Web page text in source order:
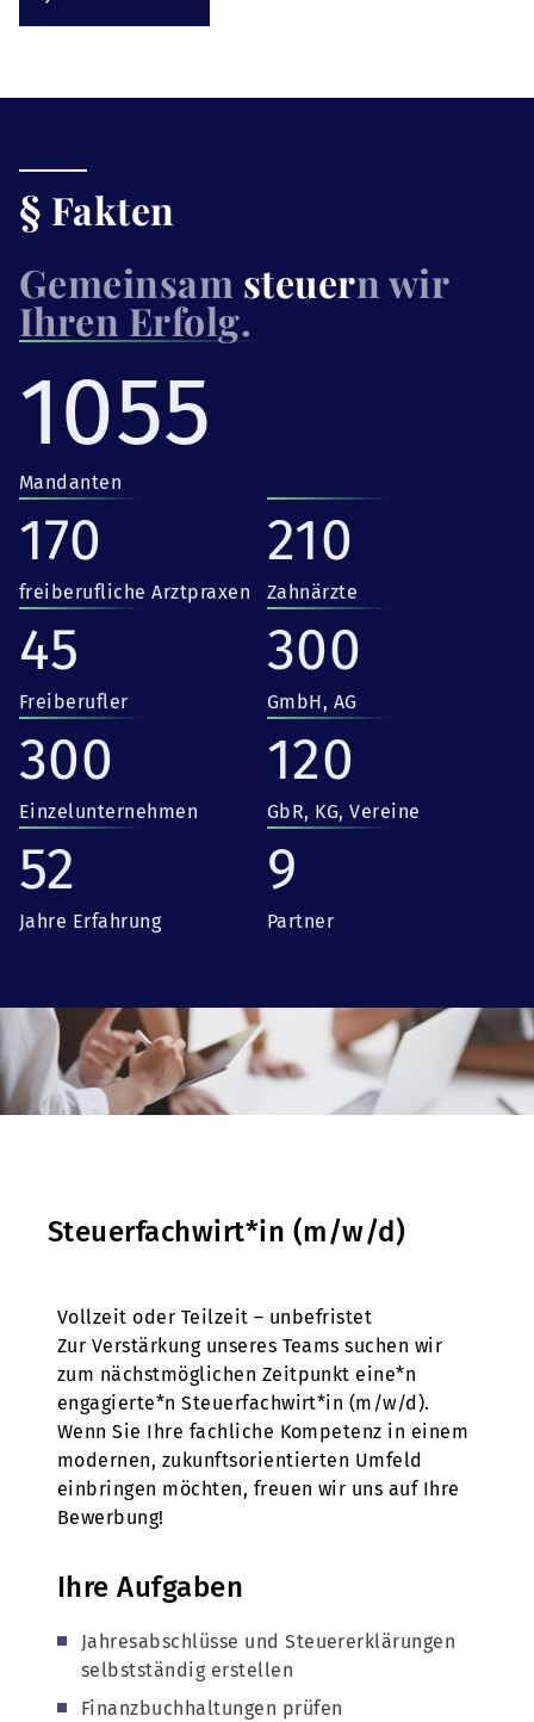
§ Fakten
Gemeinsam steuern wir
Ihren Erfolg.
1055
Mandanten
170
freiberufliche Arztpraxen
210
Zahnärzte
45
Freiberufler
300
GmbH, AG
300
Einzelunternehmen
120
GbR, KG, Vereine
52
Jahre Erfahrung
9
Partner
Steuerfachwirt*in (m/w/d)
Vollzeit oder Teilzeit – unbefristet
Zur Verstärkung unseres Teams suchen wir
zum nächstmöglichen Zeitpunkt eine*n
engagierte*n Steuerfachwirt*in (m/w/d).
Wenn Sie Ihre fachliche Kompetenz in einem
modernen, zukunftsorientierten Umfeld
einbringen möchten, freuen wir uns auf Ihre
Bewerbung!
Ihre Aufgaben
Jahresabschlüsse und Steuererklärungen
selbstständig erstellen
Finanzbuchhaltungen prüfen